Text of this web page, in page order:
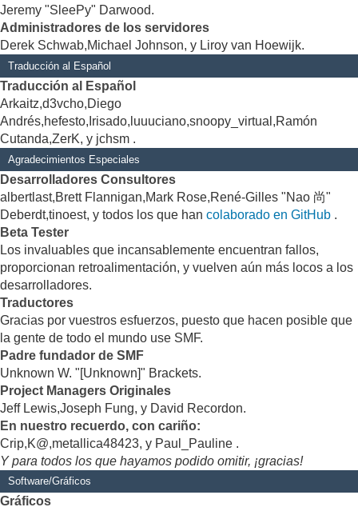
Jeremy "SleePy" Darwood.
Administradores de los servidores
Derek Schwab,Michael Johnson, y Liroy van Hoewijk.
Traducción al Español
Traducción al Español
Arkaitz,d3vcho,Diego
Andrés,hefesto,Irisado,luuuciano,snoopy_virtual,Ramón
Cutanda,ZerK, y jchsm .
Agradecimientos Especiales
Desarrolladores Consultores
albertlast,Brett Flannigan,Mark Rose,René-Gilles "Nao 尚"
Deberdt,tinoest, y todos los que han colaborado en GitHub .
Beta Tester
Los invaluables que incansablemente encuentran fallos,
proporcionan retroalimentación, y vuelven aún más locos a los
desarrolladores.
Traductores
Gracias por vuestros esfuerzos, puesto que hacen posible que
la gente de todo el mundo use SMF.
Padre fundador de SMF
Unknown W. "[Unknown]" Brackets.
Project Managers Originales
Jeff Lewis,Joseph Fung, y David Recordon.
En nuestro recuerdo, con cariño:
Crip,K@,metallica48423, y Paul_Pauline .
Y para todos los que hayamos podido omitir, ¡gracias!
Software/Gráficos
Gráficos